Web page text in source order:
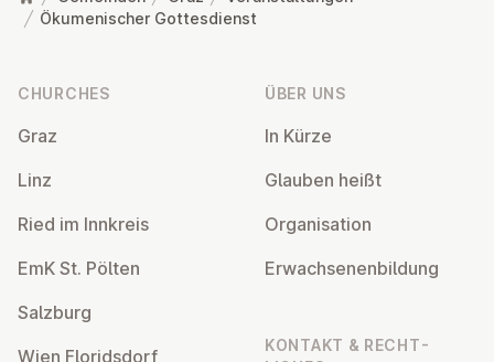
Ökumenischer Gottesdienst
CHURCHES
Graz
Linz
Ried im Innkreis
EmK St. Pölten
Salzburg
Wien Flor­idsdorf
ÜBER UNS
In Kürze
Glauben heißt
Or­gan­isa­tion
Er­wach­sen­en­bildung
KONTAKT & RECHT­